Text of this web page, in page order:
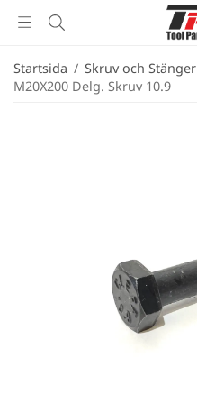
Startsida / Skruv och Stänger
M20X200 Delg. Skruv 10.9